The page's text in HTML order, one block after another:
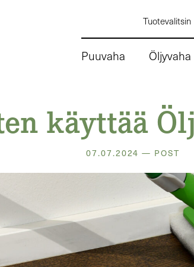
Tuotevalitsin
Puuvaha Öljyvaha
käyttää
07.07.2024 — POST